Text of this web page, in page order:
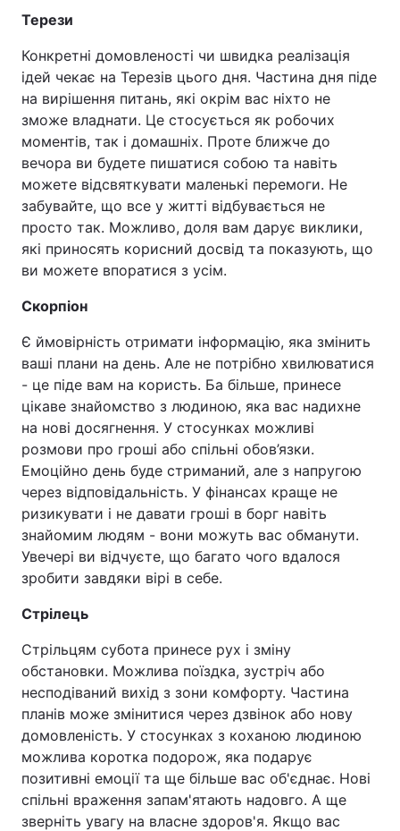
Терези
Конкретні домовленості чи швидка реалізація
ідей чекає на Терезів цього дня. Частина дня піде
на вирішення питань, які окрім вас ніхто не
зможе владнати. Це стосується як робочих
моментів, так і домашніх. Проте ближче до
вечора ви будете пишатися собою та навіть
можете відсвяткувати маленькі перемоги. Не
забувайте, що все у житті відбувається не
просто так. Можливо, доля вам дарує виклики,
які приносять корисний досвід та показують, що
ви можете впоратися з усім.
Скорпіон
Є ймовірність отримати інформацію, яка змінить
ваші плани на день. Але не потрібно хвилюватися
- це піде вам на користь. Ба більше, принесе
цікаве знайомство з людиною, яка вас надихне
на нові досягнення. У стосунках можливі
розмови про гроші або спільні обов’язки.
Емоційно день буде стриманий, але з напругою
через відповідальність. У фінансах краще не
ризикувати і не давати гроші в борг навіть
знайомим людям - вони можуть вас обманути.
Увечері ви відчуєте, що багато чого вдалося
зробити завдяки вірі в себе.
Стрілець
Стрільцям субота принесе рух і зміну
обстановки. Можлива поїздка, зустріч або
несподіваний вихід з зони комфорту. Частина
планів може змінитися через дзвінок або нову
домовленість. У стосунках з коханою людиною
можлива коротка подорож, яка подарує
позитивні емоції та ще більше вас об'єднає. Нові
спільні враження запам'ятають надовго. А ще
зверніть увагу на власне здоров'я. Якщо вас